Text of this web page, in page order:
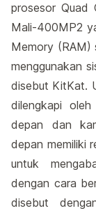
prosesor Quad
Mali-400MP2
Memory (RAM)
menggunakan
disebut KitKat.
dilengkapi
depan dan
depan memiliki
untuk
dengan cara
disebut